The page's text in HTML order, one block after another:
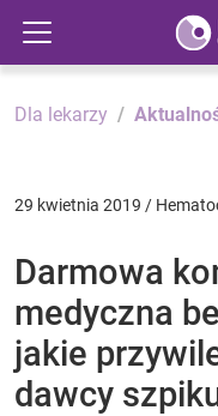
Dla lekarzy
29 kwietnia 2019 /
Darmowa
medyczna
jakie
dawcy